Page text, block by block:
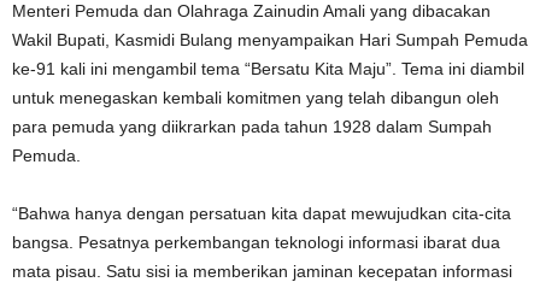
Menteri Pemuda dan Olahraga Zainudin Amali yang dibacakan
Wakil Bupati, Kasmidi Bulang menyampaikan Hari Sumpah Pemuda
ke-91 kali ini mengambil tema “Bersatu Kita Maju”. Tema ini diambil
untuk menegaskan kembali komitmen yang telah dibangun oleh
para pemuda yang diikrarkan pada tahun 1928 dalam Sumpah
Pemuda.
“Bahwa hanya dengan persatuan kita dapat mewujudkan cita-cita
bangsa. Pesatnya perkembangan teknologi informasi ibarat dua
mata pisau. Satu sisi ia memberikan jaminan kecepatan informasi